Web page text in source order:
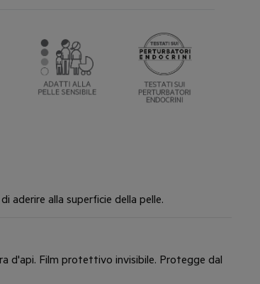
ENDOCRINI
il 25% di materiale riciclato.
differenziata possono variare a livello
alla superficie della pelle.
d'api. Film protettivo invisibile. Protegge dal